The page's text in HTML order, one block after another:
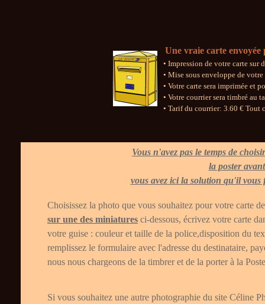
Une vraie carte
• Impression de votre carte sur
• Mise sous enveloppe de votre
• Votre carte sera imprimée et
• Votre courrier sera timbré au
• Tarif du courrier: 3.60 € Tout
Vous n'avez pas le temps de
la poster
vous avez ici la solution qu'il vous
Choisissez la photo que vous souhaitez pour votre carte
sur une des miniatures ci-dessous, écrivez votre carte
votre guise : couleur et taille de la police,disposition du
remplissez le formulaire avec l'adresse du destinataire,
nous nous chargeons de la timbrer et de la porter à la
Si vous souhaitez une autre photographie du site Céline